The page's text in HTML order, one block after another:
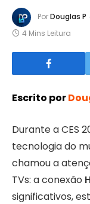
PorDouglas P
4 Mins Leitura
Escrito por
Durante a CES
tecnologia do
chamou a
TVs: a conexão
significativos,